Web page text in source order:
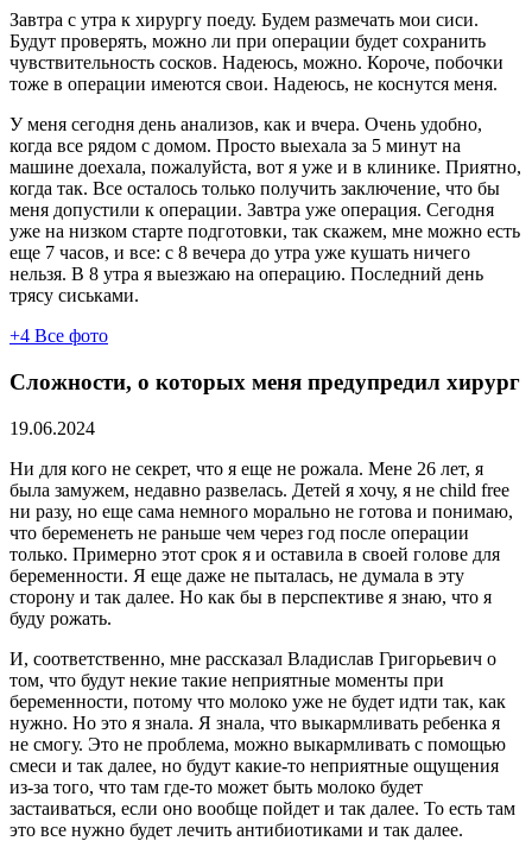
Завтра с утра к хирургу поеду. Будем размечать мои сиси.
Будут проверять, можно ли при операции будет сохранить
чувствительность сосков. Надеюсь, можно. Короче, побочки
тоже в операции имеются свои. Надеюсь, не коснутся меня.
У меня сегодня день анализов, как и вчера. Очень удобно,
когда все рядом с домом. Просто выехала за 5 минут на
машине доехала, пожалуйста, вот я уже и в клинике. Приятно,
когда так. Все осталось только получить заключение, что бы
меня допустили к операции. Завтра уже операция. Сегодня
уже на низком старте подготовки, так скажем, мне можно есть
еще 7 часов, и все: с 8 вечера до утра уже кушать ничего
нельзя. В 8 утра я выезжаю на операцию. Последний день
трясу сиськами.
+4 Все фото
Сложности, о которых меня предупредил хирург
19.06.2024
Ни для кого не секрет, что я еще не рожала. Мене 26 лет, я
была замужем, недавно развелась. Детей я хочу, я не child free
ни разу, но еще сама немного морально не готова и понимаю,
что беременеть не раньше чем через год после операции
только. Примерно этот срок я и оставила в своей голове для
беременности. Я еще даже не пыталась, не думала в эту
сторону и так далее. Но как бы в перспективе я знаю, что я
буду рожать.
И, соответственно, мне рассказал Владислав Григорьевич о
том, что будут некие такие неприятные моменты при
беременности, потому что молоко уже не будет идти так, как
нужно. Но это я знала. Я знала, что выкармливать ребенка я
не смогу. Это не проблема, можно выкармливать с помощью
смеси и так далее, но будут какие-то неприятные ощущения
из-за того, что там где-то может быть молоко будет
застаиваться, если оно вообще пойдет и так далее. То есть там
это все нужно будет лечить антибиотиками и так далее.